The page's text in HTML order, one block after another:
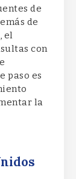
de
de
el
con
paso es
la